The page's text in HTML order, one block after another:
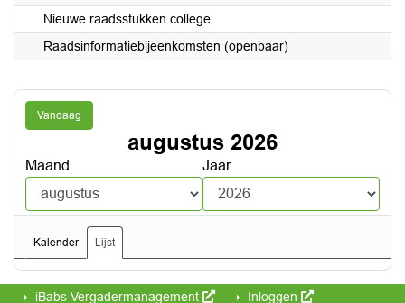
Nieuwe raadsstukken college
Raadsinformatiebijeenkomsten (openbaar)
Vandaag
augustus 2026
Maand Jaar
Kalender Lijst
iBabs Vergadermanagement Inloggen